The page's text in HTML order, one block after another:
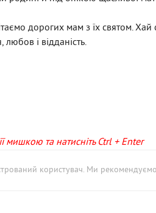
дорогих мам з їх святом.
любов і відданість.
мишкою та натисніть Ctrl + Enter
користувач. Ми